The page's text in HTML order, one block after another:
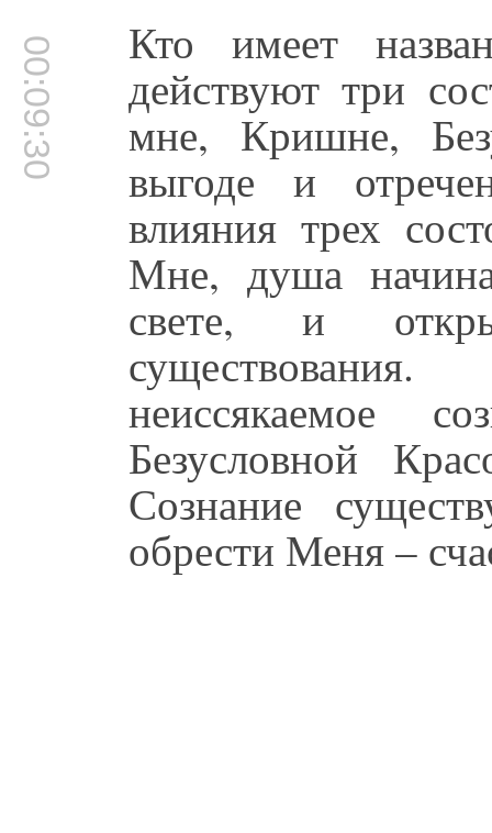
00:09:30 Кто имеет
действуют три
мне, Кришне,
выгоде и
влияния трех
Мне, душа
свете, и
неиссякаемое
Безусловной
Сознание
обрести Меня –